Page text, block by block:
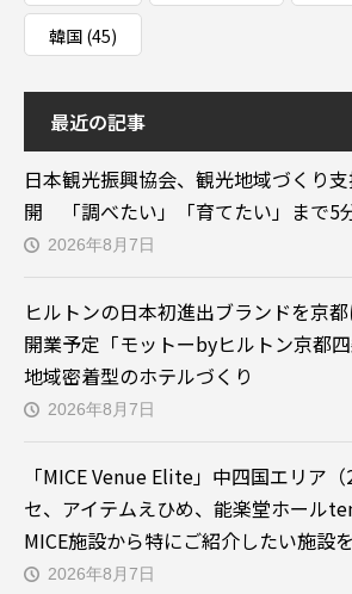
韓国 (45)
最近の記事
日本観光振興協会、観光地域づくり
開 「調べたい」「育てたい」まで5
2026年8月7日
ヒルトンの日本初進出ブランドを京
開業予定「モットーbyヒルトン京都
地域密着型のホテルづくり
2026年8月7日
「MICE Venue Elite」中四国エリア
セ、アイテムえひめ、能楽堂ホール
MICE施設から特にご紹介したい施設
2026年8月7日